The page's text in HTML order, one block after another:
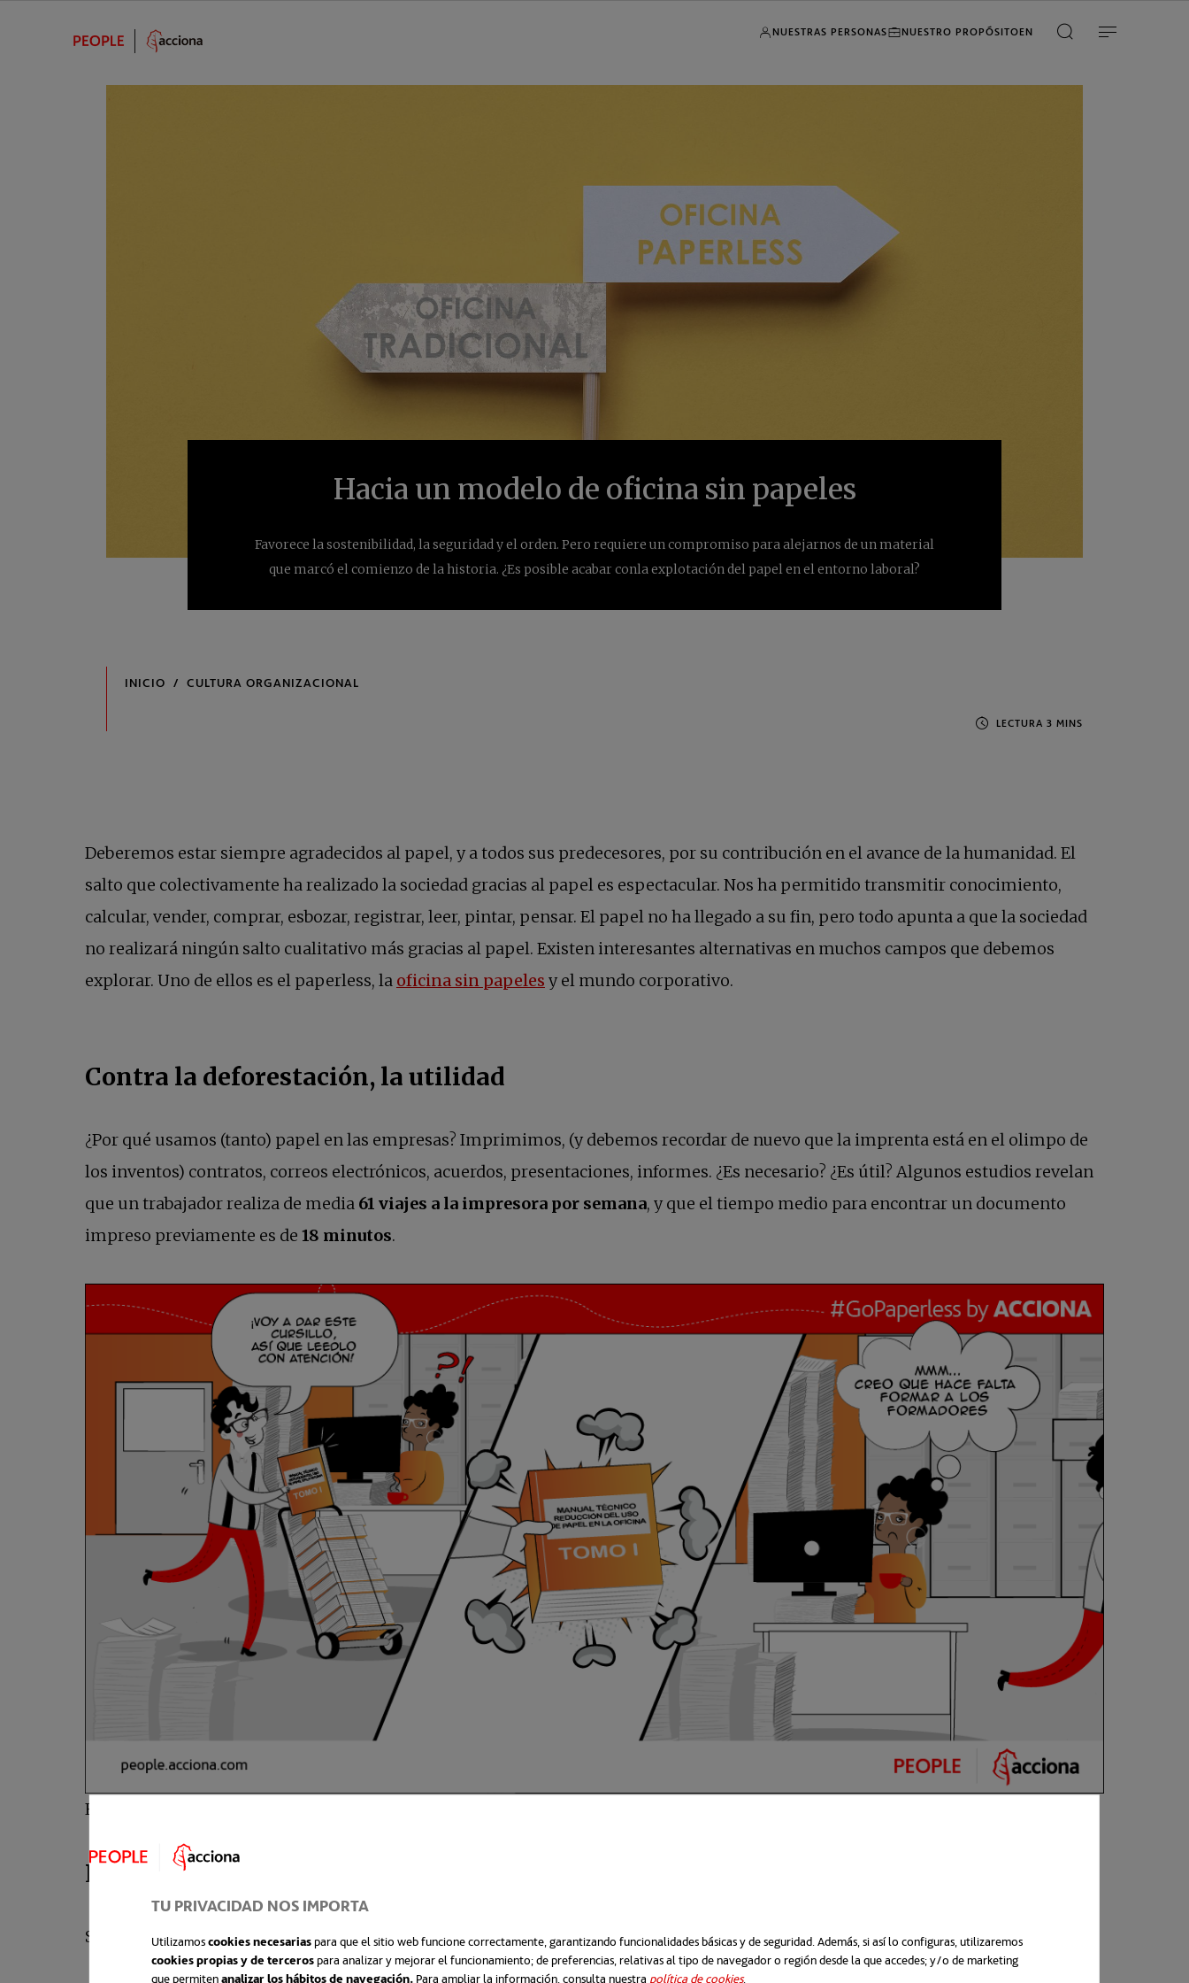
TU PRIVACIDAD NOS IMPORTA
Utilizamoscookies necesariaspara que el sitio web funcione correctamente, garantizando funcionalidades básicas y de seguridad. Además, si así lo configuras, utilizaremos
cookies propias y de tercerospara analizar y mejorar el funcionamiento; de preferencias, relativas al tipo de navegador o región desde la que accedes; y/o de marketing
que permitenanalizar los hábitos de navegación.Para ampliar la información, consulta nuestra política de cookiesse abre en una pestaña nueva
.
Hacia un modelo de oficina sin papeles
Favorece la sostenibilidad, la seguridad y el orden. Pero requiere un compromiso para alejarnos de un material
que marcó el comienzo de la historia. ¿Es posible acabar conla explotación del papel en el entorno laboral?
Deberemos estar siempre agradecidos al papel, y a todos sus predecesores, por su contribución en el avance de la humanidad. El
salto que colectivamente ha realizado la sociedad gracias al papel es espectacular. Nos ha permitido transmitir conocimiento,
calcular, vender, comprar, esbozar, registrar, leer, pintar, pensar. El papel no ha llegado a su fin, pero todo apunta a que la sociedad
no realizará ningún salto cualitativo más gracias al papel. Existen interesantes alternativas en muchos campos que debemos
explorar. Uno de ellos es el paperless, la oficina sin papeles se abre en una pestaña nueva
y el mundo corporativo.
Contra la deforestación, la utilidad
¿Por qué usamos (tanto) papel en las empresas? Imprimimos, (y debemos recordar de nuevo que la imprenta está en el olimpo de
los inventos) contratos, correos electrónicos, acuerdos, presentaciones, informes. ¿Es necesario? ¿Es útil? Algunos estudios revelan
que un trabajador realiza de media 61 viajes a la impresora por semana, y que el tiempo medio para encontrar un documento
impreso previamente es de 18 minutos.
El papel, obviamente, tiene muchas
Los problemas y beneficios de la oficina sin papeles
Sellen y Harper en su libroThe myth of the paperlessoffice señalantres grandes problemasde las oficinas con papeles: